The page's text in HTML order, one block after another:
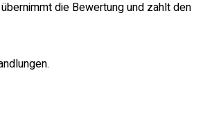
übernimmt die Bewertung und zahlt den